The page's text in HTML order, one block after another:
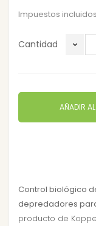
Impuestos incluidos
Cantidad
AÑADIR
Control biológico
depredadores
producto de